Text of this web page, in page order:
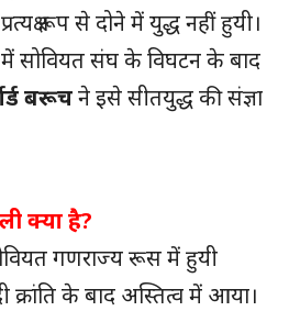
रूप से दोने में युद्ध नहीं हुयी।
सोवियत संघ के विघटन के बाद
बरूचने इसे सीतयुद्ध की संज्ञा
क्या है?
गणराज्य रूस में हुयी
क्रांति के बाद अस्तित्व में आया।